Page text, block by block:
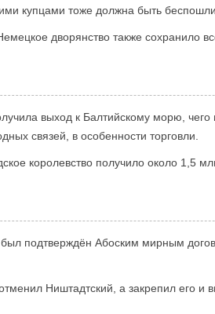
купцами тоже должна быть
дворянство также сохранило
выход к Балтийскому морю, чего
связей, в особенности торговли.
королевство получило около 1,5
подтверждён Абоским мирным
Ништадтский, а закрепил его и